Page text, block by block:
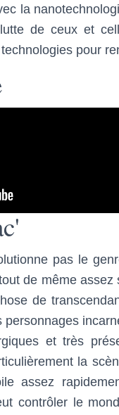
la
de ceux et
pour
pas le
de même assez
de
personnages
et très
la
assez
contrôler le